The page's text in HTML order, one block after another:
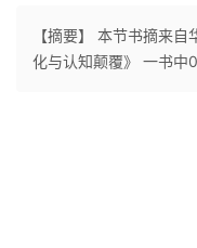
个
【摘要】 本节书摘来
化与认知颠覆》 一书中